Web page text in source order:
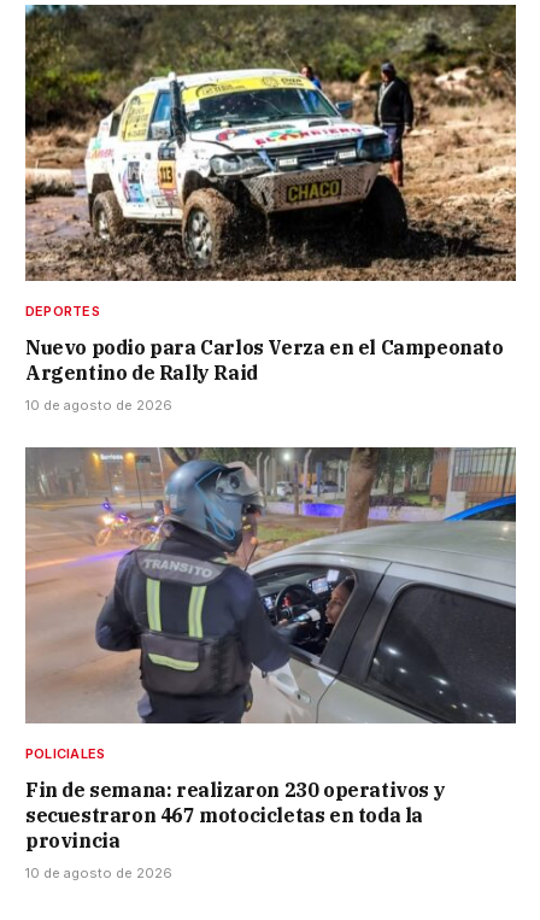
DEPORTES
Nuevo podio para Carlos Verza en el Campeonato
Argentino de Rally Raid
10 de agosto de 2026
POLICIALES
Fin de semana: realizaron 230 operativos y
secuestraron 467 motocicletas en toda la
provincia
10 de agosto de 2026